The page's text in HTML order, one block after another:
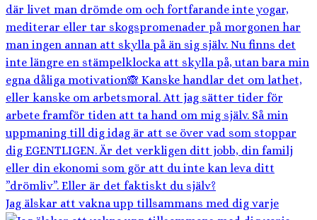
Jag älskar att vakna upp tillsammans med dig varje